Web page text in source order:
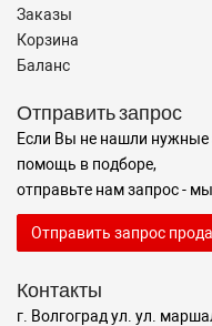
Заказы
Корзина
Баланс
Отправить запрос
Если Вы не нашли нужные
помощь в подборе,
отправьте нам запрос -
Отправить запрос
Контакты
г. Волгоград ул. ул.